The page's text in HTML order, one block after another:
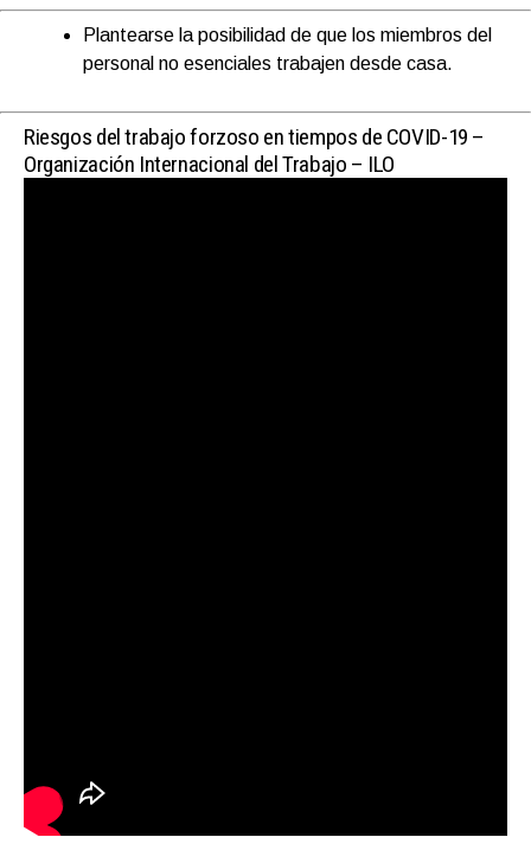
Plantearse la posibilidad de que los miembros del
personal no esenciales trabajen desde casa.
Riesgos del trabajo forzoso en tiempos de COVID-19 –
Organización Internacional del Trabajo – ILO